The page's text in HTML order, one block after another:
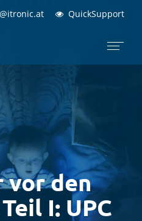
QuickSupport
QuickSupport
vor den
I: UPC